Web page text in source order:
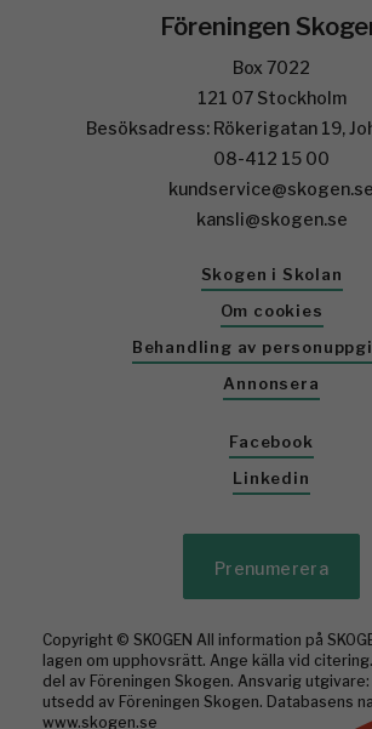
Föreningen
Box 7022
121 07 Stockholm
Besöksadress: Rökerigatan 19,
08-412 15 00
kundservice@skogen.se
kansli@skogen.se
Skogen i Skolan
Om cookies
Behandling av
Annonsera
Facebook
Linkedin
Prenumerera
Copyright © SKOGEN All information på
lagen om upphovsrätt. Ange källa vid citering.
del av Föreningen Skogen. Ansvarig utgivare:
utsedd av Föreningen Skogen. Databasens
www.skogen.se